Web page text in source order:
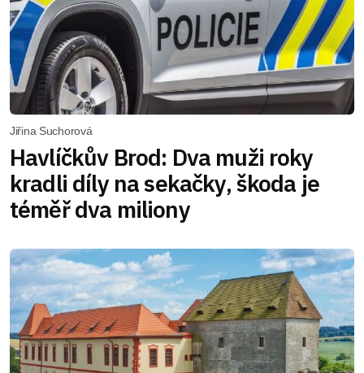
Jiřina Suchorová
Havlíčkův Brod: Dva muži roky
kradli díly na sekačky, škoda je
téměř dva miliony